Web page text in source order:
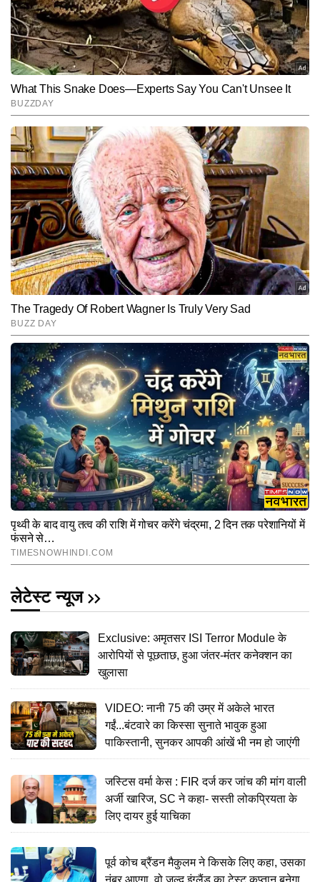
लेटेस्ट न्यूज
Exclusive: अमृतसर ISI Terror Module के
आरोपियों से पूछताछ, हुआ जंतर-मंतर कनेक्शन का
खुलासा
VIDEO: नानी 75 की उम्र में अकेले भारत
गईं...बंटवारे का किस्सा सुनाते भावुक हुआ
पाकिस्तानी, सुनकर आपकी आंखें भी नम हो जाएंगी
जस्टिस वर्मा केस : FIR दर्ज कर जांच की मांग वाली
अर्जी खारिज, SC ने कहा- सस्ती लोकप्रियता के
लिए दायर हुई याचिका
पूर्व कोच ब्रैंडन मैकुलम ने किसके लिए कहा, उसका
नंबर आएगा, वो जल्द इंग्लैंड का टेस्ट कप्तान बनेगा